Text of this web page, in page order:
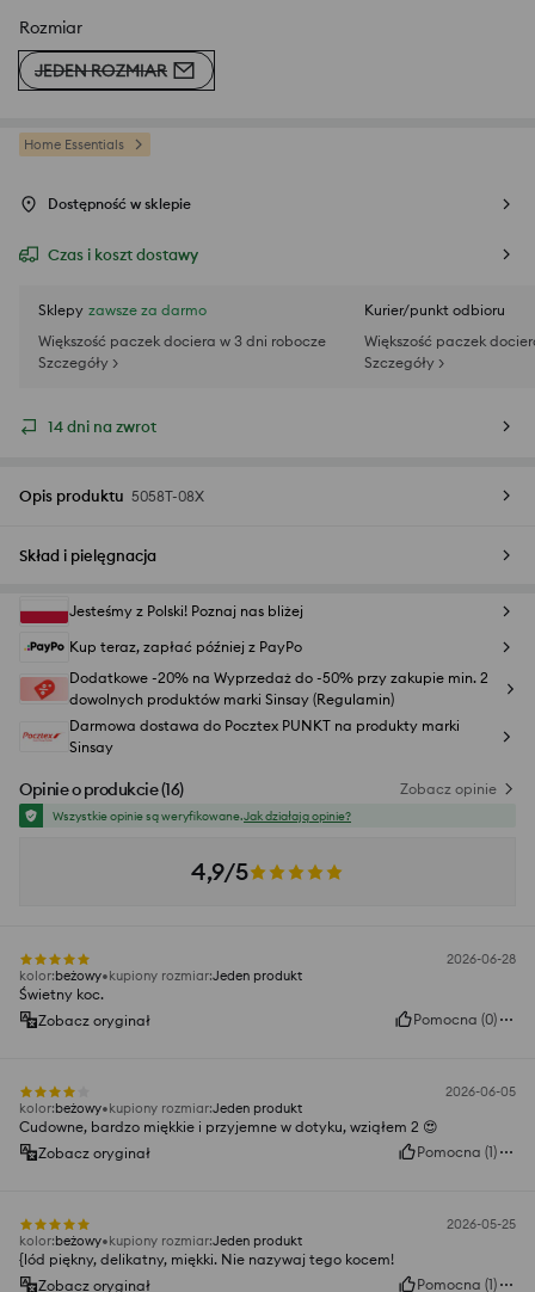
Rozmiar
JEDEN ROZMIAR
Home Essentials
Dostępność w sklepie
Czas i koszt dostawy
Sklepy zawsze za darmo
Większość paczek dociera w 3 dni robocze
Szczegóły >
Kurier/punkt odbioru
Większość paczek
Szczegóły >
14 dni na zwrot
Opis produktu 5058T-08X
Skład i pielęgnacja
Jesteśmy z Polski! Poznaj nas bliżej
Kup teraz, zapłać później z PayPo
Dodatkowe -20% na Wyprzedaż do -50% przy zakupie min. 2
dowolnych produktów marki Sinsay (Regulamin)
Darmowa dostawa do Pocztex PUNKT na produkty marki
Sinsay
Opinie o produkcie(16) Zobacz opinie
Wszystkie opinie są weryfikowane.Jak działają opinie?
4,9/5
2026-06-28
kolor:beżowy kupiony rozmiar:Jeden produkt
Świetny koc.
Zobacz oryginał
Pomocna (0)
2026-06-05
kolor:beżowy kupiony rozmiar:Jeden produkt
Cudowne, bardzo miękkie i przyjemne w dotyku, wziąłem 2 😍
Zobacz oryginał
Pomocna (1)
2026-05-25
kolor:beżowy kupiony rozmiar:Jeden produkt
{lód piękny, delikatny, miękki. Nie nazywaj tego kocem!
Zobacz oryginał
Pomocna (1)